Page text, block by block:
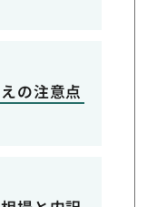
の注意点